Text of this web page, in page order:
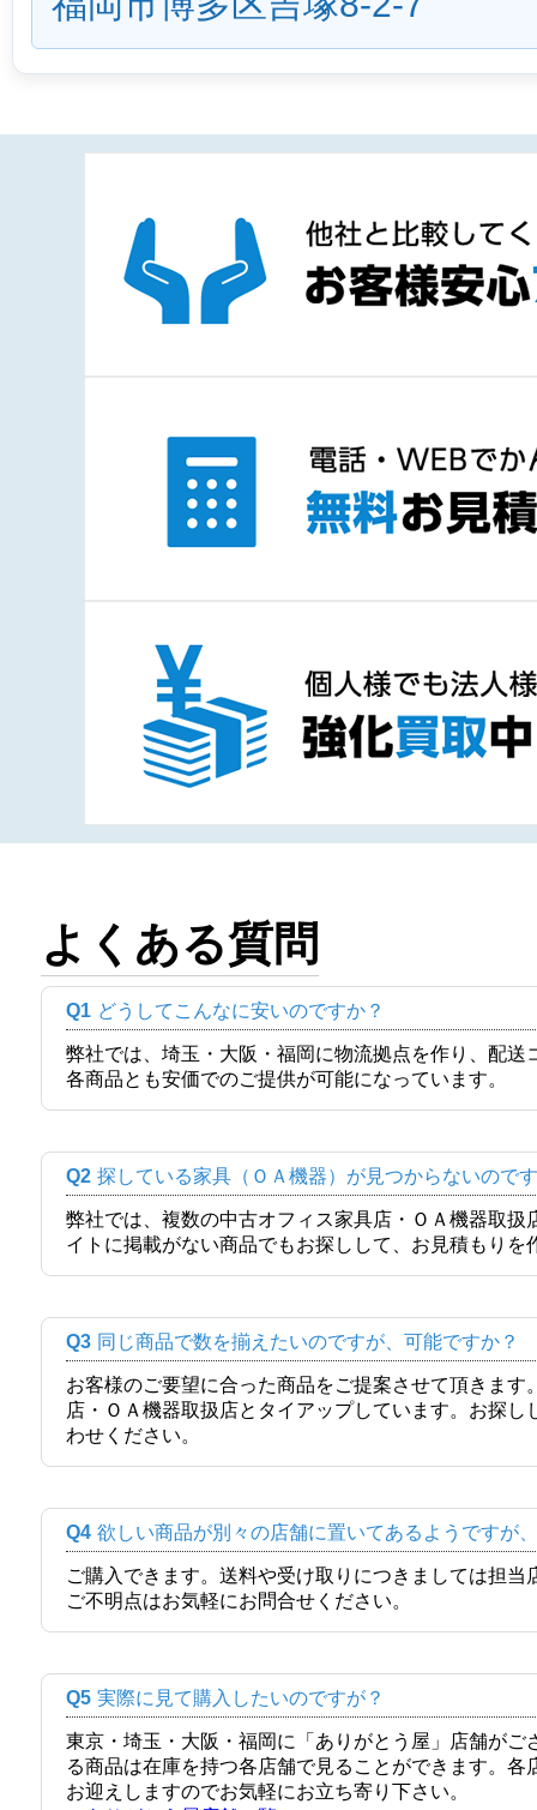
よくある質問
Q1 どうしてこんなに安いのですか？
弊社では、埼玉・大阪・福岡に物流拠点を作り、配
各商品とも安価でのご提供が可能になっています。
Q2 探している家具（ＯＡ機器）が見つからないので
弊社では、複数の中古オフィス家具店・ＯＡ機器取
イトに掲載がない商品でもお探しして、お見積もりを
Q3 同じ商品で数を揃えたいのですが、可能ですか？
お客様のご要望に合った商品をご提案させて頂きま
店・ＯＡ機器取扱店とタイアップしています。お探
わせください。
Q4 欲しい商品が別々の店舗に置いてあるようですが
ご購入できます。送料や受け取りにつきましては担
ご不明点はお気軽にお問合せください。
Q5 実際に見て購入したいのですが？
東京・埼玉・大阪・福岡に「ありがとう屋」店舗が
る商品は在庫を持つ各店舗で見ることができます。
お迎えしますのでお気軽にお立ち寄り下さい。